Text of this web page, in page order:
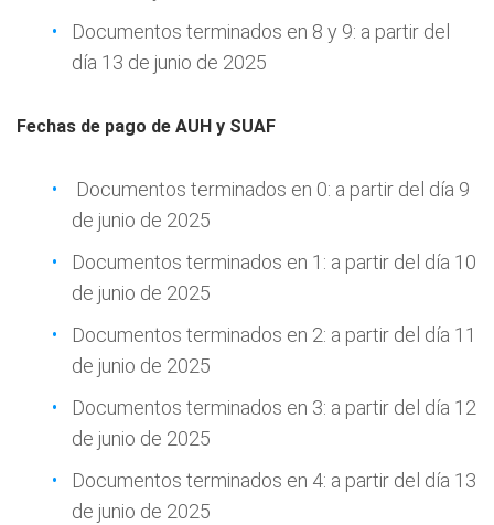
Documentos terminados en 8 y 9: a partir del
día 13 de junio de 2025
Fechas de pago de AUH y SUAF
Documentos terminados en 0: a partir del día 9
de junio de 2025
Documentos terminados en 1: a partir del día 10
de junio de 2025
Documentos terminados en 2: a partir del día 11
de junio de 2025
Documentos terminados en 3: a partir del día 12
de junio de 2025
Documentos terminados en 4: a partir del día 13
de junio de 2025